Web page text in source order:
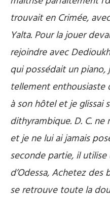
trouvait en Crimée,
Yalta. Pour la jouer
rejoindre avec
qui possédait un piano,
tellement enthousiaste
à son hôtel et je glissai
dithyrambique. D. C. ne
et je ne lui ai jamais
seconde partie, il
d’Odessa, Achetez
se retrouve toute la